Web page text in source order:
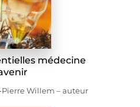
médecine
Willem – auteur